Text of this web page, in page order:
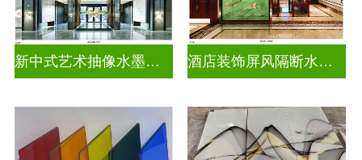
新中式艺术抽像水墨画玻璃 酒店装饰屏风隔断水墨山水画玻璃